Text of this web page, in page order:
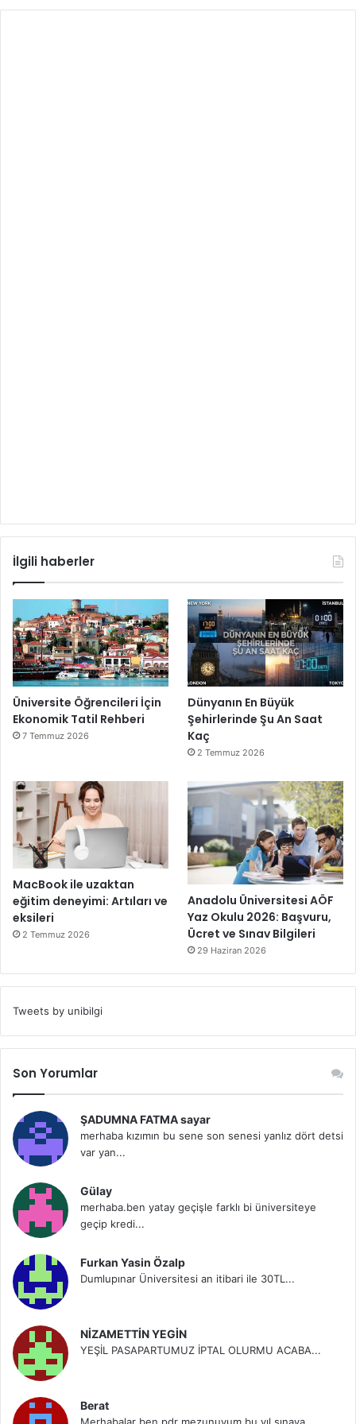
İlgili haberler
Üniversite Öğrencileri İçin
Ekonomik Tatil Rehberi
7 Temmuz 2026
Dünyanın En Büyük
Şehirlerinde Şu An Saat
Kaç
2 Temmuz 2026
MacBook ile uzaktan
eğitim deneyimi: Artıları ve
eksileri
2 Temmuz 2026
Anadolu Üniversitesi AÖF
Yaz Okulu 2026: Başvuru,
Ücret ve Sınav Bilgileri
29 Haziran 2026
Tweets by unibilgi
Son Yorumlar
ŞADUMNA FATMA sayar
merhaba kızımın bu sene son senesi yanlız dört detsi
var yan...
Gülay
merhaba.ben yatay geçişle farklı bi üniversiteye
geçip kredi...
Furkan Yasin Özalp
Dumlupınar Üniversitesi an itibari ile 30TL...
NİZAMETTİN YEGİN
YEŞİL PASAPARTUMUZ İPTAL OLURMU ACABA...
Berat